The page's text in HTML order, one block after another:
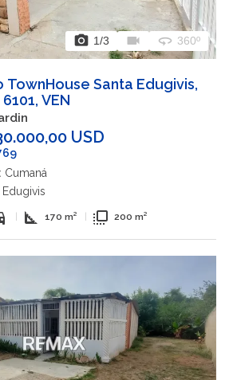
photo_camera 1/3 videocam 360 360º
TownHouse Santa Edugivis,
VEN
USD
Cumaná
Edugivis
square_foot 170 m² flip_to_front 200 m²